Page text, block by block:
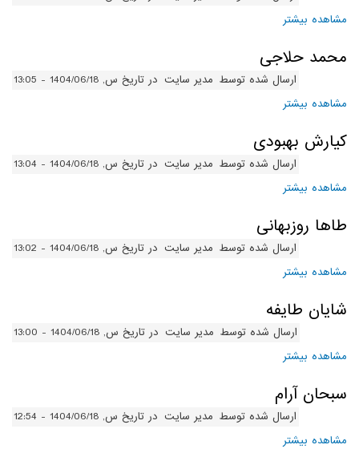
مشاهده بیشتر
محمد حلاجی
ارسال شده توسط مدیر سایت در تاریخ س, 1404/06/18 - 13:05
مشاهده بیشتر
کیارش بهبودی
ارسال شده توسط مدیر سایت در تاریخ س, 1404/06/18 - 13:04
مشاهده بیشتر
طاها روزبهانی
ارسال شده توسط مدیر سایت در تاریخ س, 1404/06/18 - 13:02
مشاهده بیشتر
شایان طایفه
ارسال شده توسط مدیر سایت در تاریخ س, 1404/06/18 - 13:00
مشاهده بیشتر
سبحان آرام
ارسال شده توسط مدیر سایت در تاریخ س, 1404/06/18 - 12:54
مشاهده بیشتر